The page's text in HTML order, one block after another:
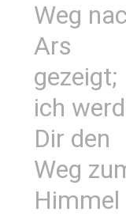
Weg
Ars
gezeigt;
ich
Dir den
Weg
Himmel